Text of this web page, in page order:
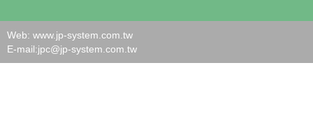
Web: www.jp-system.com.tw
E-mail:jpc@jp-system.com.tw